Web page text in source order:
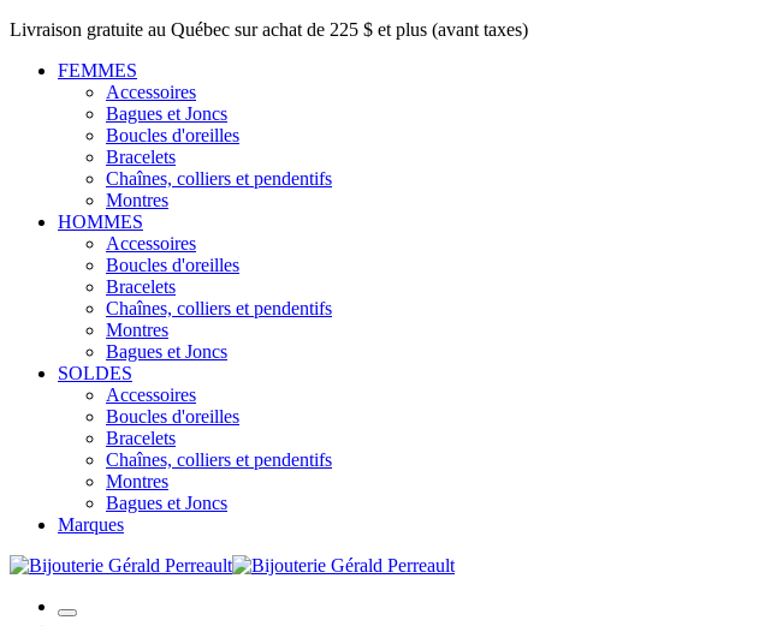
Livraison gratuite au Québec sur achat de 225 $ et plus (avant taxes)
FEMMES
Accessoires
Bagues et Joncs
Boucles d'oreilles
Bracelets
Chaînes, colliers et pendentifs
Montres
HOMMES
Accessoires
Boucles d'oreilles
Bracelets
Chaînes, colliers et pendentifs
Montres
Bagues et Joncs
SOLDES
Accessoires
Boucles d'oreilles
Bracelets
Chaînes, colliers et pendentifs
Montres
Bagues et Joncs
Marques